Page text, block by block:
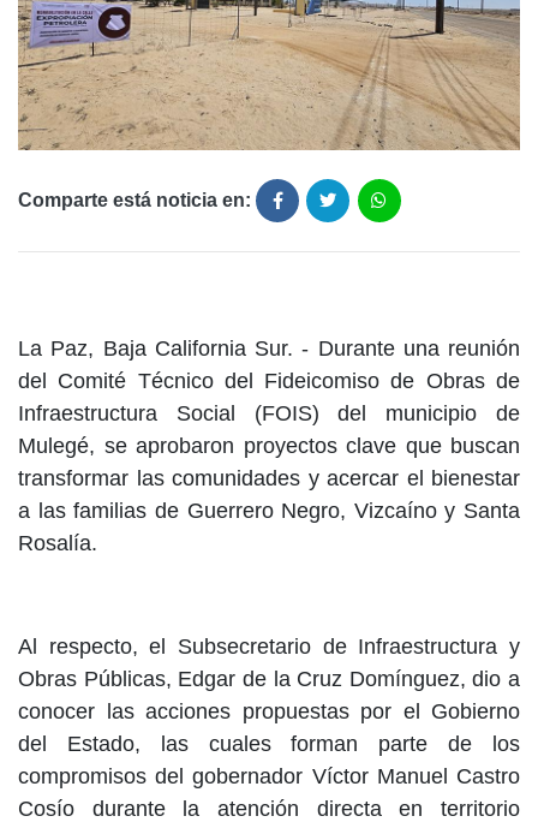
Comparte está noticia en:
La Paz, Baja California Sur. - Durante una reunión
del Comité Técnico del Fideicomiso de Obras de
Infraestructura Social (FOIS) del municipio de
Mulegé, se aprobaron proyectos clave que buscan
transformar las comunidades y acercar el bienestar
a las familias de Guerrero Negro, Vizcaíno y Santa
Rosalía.
Al respecto, el Subsecretario de Infraestructura y
Obras Públicas, Edgar de la Cruz Domínguez, dio a
conocer las acciones propuestas por el Gobierno
del Estado, las cuales forman parte de los
compromisos del gobernador Víctor Manuel Castro
Cosío durante la atención directa en territorio